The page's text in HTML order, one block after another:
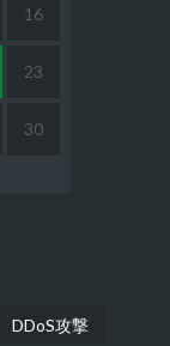
16
23
30
DDoS攻撃